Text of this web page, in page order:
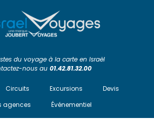
du voyage à la carte en Israël
nous au 01.42.81.32.00
Circuits Excursions
Devis
agences
Événementiel